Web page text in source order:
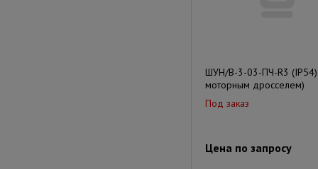
ШУН/В-3-03-ПЧ-R3 (IP54)
моторным дросселем)
Под заказ
Цена по запросу